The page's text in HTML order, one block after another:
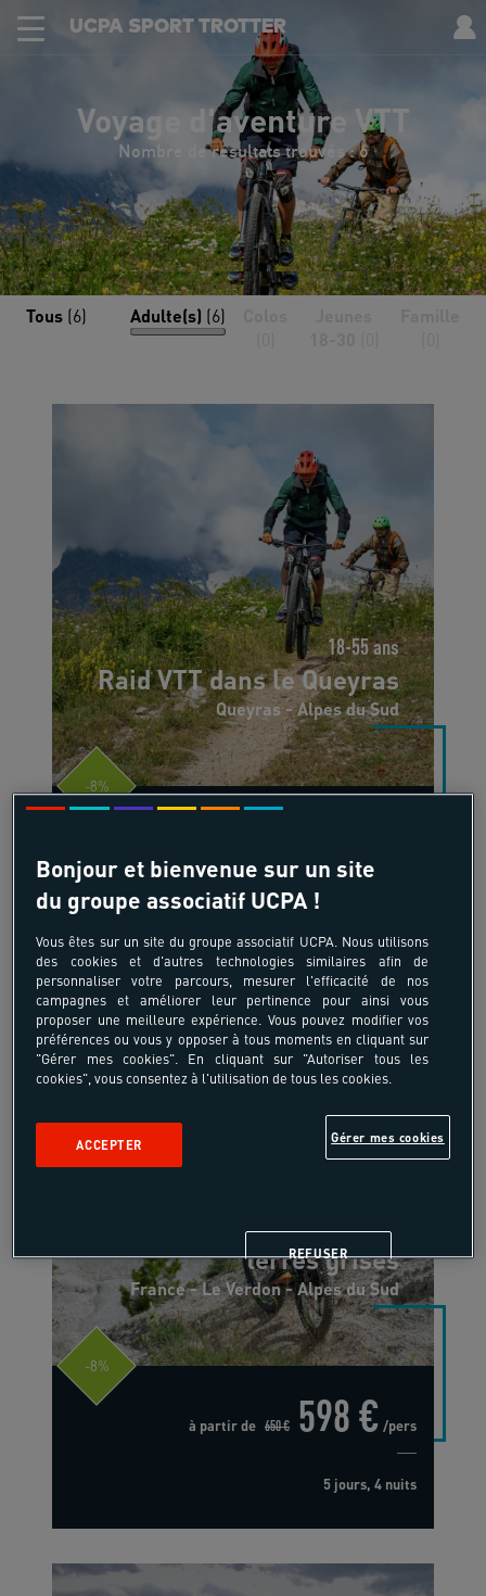
UCPA SPORT TROTTER
Voyage d'aventure VTT
Nombre de résultats trouvés : 6
Tous (6) Adulte(s) (6)
18-55 ans
Raid VTT dans le Queyras
Queyras - Alpes du Sud
-8%
Vtt, des terres noires aux
terres grises
France - Le Verdon - Alpes du Sud
-8%
à partir de 650 € 598 € /pers
5 jours, 4 nuits
Bonjour et bienvenue sur un site
du groupe associatif UCPA !
Vous êtes sur un site du groupe associatif UCPA. Nous utilisons
des cookies et d'autres technologies similaires afin de
personnaliser votre parcours, mesurer l'efficacité de nos
campagnes et améliorer leur pertinence pour ainsi vous
proposer une meilleure expérience. Vous pouvez modifier vos
préférences ou vous y opposer à tous moments en cliquant sur
"Gérer mes cookies". En cliquant sur "Autoriser tous les
cookies", vous consentez à l'utilisation de tous les cookies.
Gérer mes cookies
REFUSER
ACCEPTER